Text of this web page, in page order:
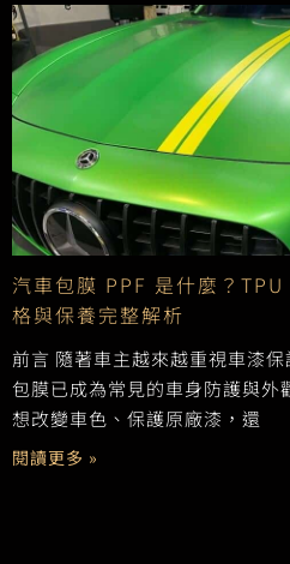
汽車包膜 PPF 是什麼？
格與保養完整解析
前言 隨著車主越來越重視車漆
包膜已成為常見的車身防護與外
想改變車色、保護原廠漆，還
閱讀更多 »